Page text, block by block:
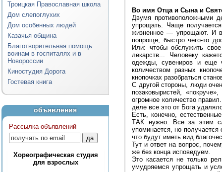
Троицкая Православная школа
Дом слепоглухих
Дом особенных людей
Казачья община
Благотворительная помощь
воинам в госпиталях и в
Новороссии
Киностудия Дорога
Гостевая книга
объявления
Рассылка объявлений
Хореографическая студия
для взрослых
Во имя Отца и Сына и
Двумя противоположными
упрощать. Чаще
жизненное — упрощают. И
попроще, быстро чего-то
Или: чтобы обслужить
лекарств... Человеку
одежды, сувениров и еще
количеством разных
кнопочках разобраться
С другой стороны, люди
позаковыристей,
огромное количество
деле все это от Бога
Есть, конечно,
ТАК нужно. Все за этим
упоминается, но
что будут иметь вид
Тут и ответ на вопрос,
же без конца исповедуем.
Это касается не только
умудряемся упрощать и